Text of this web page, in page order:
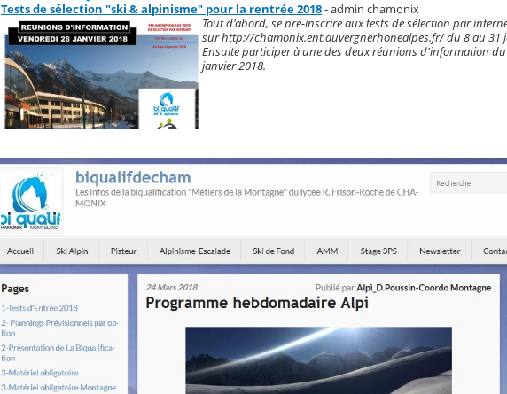
Tests de sélection "ski & alpinisme" pour la rentrée 2018- admin chamonix
Tout d'abord, se pré-inscrire aux tests de sélection par
sur http://chamonix.ent.auvergnerhonealpes.fr/ du 8 au 31
Ensuite participer à une des deux réunions d'information
janvier 2018.